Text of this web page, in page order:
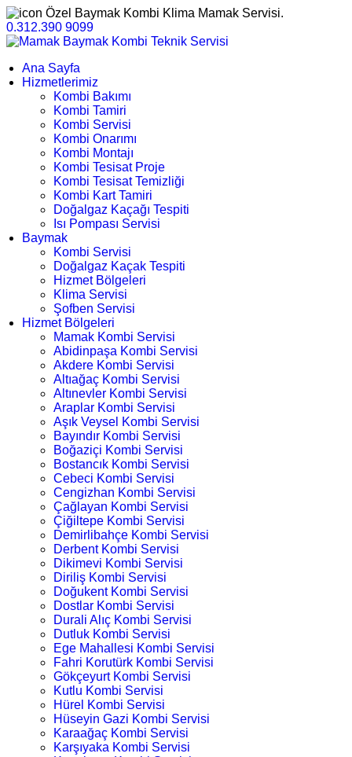
Özel Baymak Kombi Klima Mamak Servisi.
0.312.390 9099
Ana Sayfa
Hizmetlerimiz
Kombi Bakımı
Kombi Tamiri
Kombi Servisi
Kombi Onarımı
Kombi Montajı
Kombi Tesisat Proje
Kombi Tesisat Temizliği
Kombi Kart Tamiri
Doğalgaz Kaçağı Tespiti
Isı Pompası Servisi
Baymak
Kombi Servisi
Doğalgaz Kaçak Tespiti
Hizmet Bölgeleri
Klima Servisi
Şofben Servisi
Hizmet Bölgeleri
Mamak Kombi Servisi
Abidinpaşa Kombi Servisi
Akdere Kombi Servisi
Altıağaç Kombi Servisi
Altınevler Kombi Servisi
Araplar Kombi Servisi
Aşık Veysel Kombi Servisi
Bayındır Kombi Servisi
Boğaziçi Kombi Servisi
Bostancık Kombi Servisi
Cebeci Kombi Servisi
Cengizhan Kombi Servisi
Çağlayan Kombi Servisi
Çiğiltepe Kombi Servisi
Demirlibahçe Kombi Servisi
Derbent Kombi Servisi
Dikimevi Kombi Servisi
Diriliş Kombi Servisi
Doğukent Kombi Servisi
Dostlar Kombi Servisi
Durali Alıç Kombi Servisi
Dutluk Kombi Servisi
Ege Mahallesi Kombi Servisi
Fahri Korutürk Kombi Servisi
Gökçeyurt Kombi Servisi
Kutlu Kombi Servisi
Hürel Kombi Servisi
Hüseyin Gazi Kombi Servisi
Karaağaç Kombi Servisi
Karşıyaka Kombi Servisi